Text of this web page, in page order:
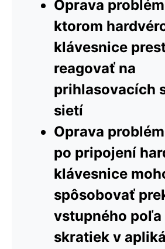
Oprava
ktorom
klávesnice
reagovať na
prihlasovacích
sietí
Oprava
po pripojení
klávesnice
spôsobovať
vstupného
skratiek v